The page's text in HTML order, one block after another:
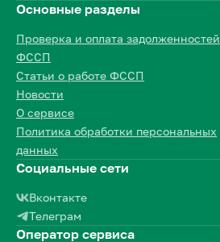
Основные разделы
Проверка и оплата задолженностей
ФССП
Статьи о работе ФССП
Новости
О сервисе
Политика обработки персональных
данных
Социальные сети
Вконтакте
Телеграм
Оператор сервиса